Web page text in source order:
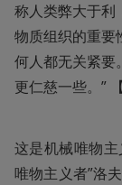
称人类弊大于利
物质组织的重要
何人都无关紧要
更仁慈一些。”
这是机械唯物
唯物主义者”洛